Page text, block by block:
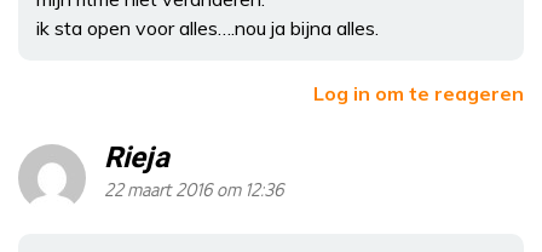
ik sta open voor alles….nou ja bijna alles.
Log in om te reageren
Rieja
22 maart 2016 om 12:36